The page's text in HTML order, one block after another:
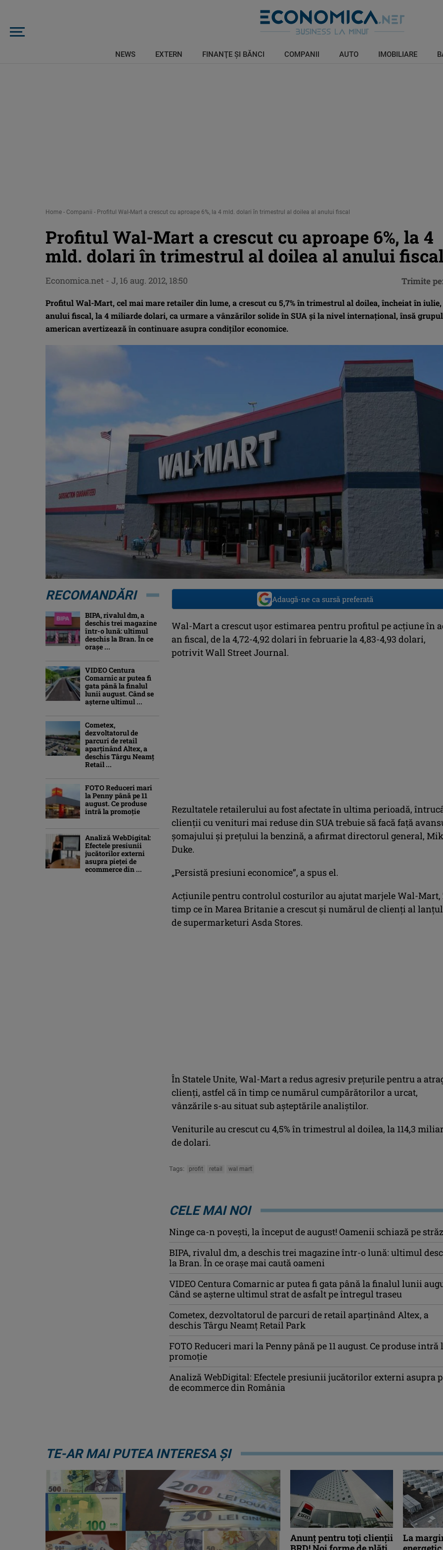
NEWS EXTERN FINANŢE ŞI BĂNCI COMPANII AUTO IMOBILIARE
Home - Companii - Profitul Wal-Mart a crescut cu aproape 6%, la 4 mld. dolari în trimestrul al doilea al anului fiscal
Profitul Wal-Mart a crescut cu aproape 6%, la 4
mld. dolari în trimestrul al doilea al anului
Profitul Wal-Mart, cel mai mare retailer din lume, a crescut cu 5,7% în trimestrul al doilea, încheiat în
anului fiscal, la 4 miliarde dolari, ca urmare a vânzărilor solide în SUA şi la nivel internaţional, însă grupul
american avertizează în continuare asupra condiţilor economice.
Economica.net - J, 16 aug. 2012, 18:50 Trimite pe:
Adaugă-ne ca sursă preferată
Wal-Mart a crescut uşor estimarea pentru profitul pe acţiune în
an fiscal, de la 4,72-4,92 dolari în februarie la 4,83-4,93 dolari,
potrivit Wall Street Journal.
Rezultatele retailerului au fost afectate în ultima perioadă,
clienţii cu venituri mai reduse din SUA trebuie să facă faţă
şomajului şi preţului la benzină, a afirmat directorul general,
Duke.
„Persistă presiuni economice”, a spus el.
Acţiunile pentru controlul costurilor au ajutat marjele Wal-Mart,
timp ce în Marea Britanie a crescut şi numărul de clienţi al
de supermarketuri Asda Stores.
În Statele Unite, Wal-Mart a redus agresiv preţurile pentru a
clienţi, astfel că în timp ce numărul cumpărătorilor a urcat,
vânzările s-au situat sub aşteptările analiştilor.
Veniturile au crescut cu 4,5% în trimestrul al doilea, la 114,3
de dolari.
Tags: profit retail wal mart
CELE MAI NOI
Ninge ca-n povești, la început de august! Oamenii schiază pe
BIPA, rivalul dm, a deschis trei magazine într-o lună: ultimul
la Bran. În ce orașe mai caută oameni
VIDEO Centura Comarnic ar putea fi gata până la finalul lunii
Când se așterne ultimul strat de asfalt pe întregul traseu
Cometex, dezvoltatorul de parcuri de retail aparținând Altex, a
deschis Târgu Neamț Retail Park
FOTO Reduceri mari la Penny până pe 11 august. Ce produse intră
promoție
Analiză WebDigital: Efectele presiunii jucătorilor externi asupra
de ecommerce din România
RECOMANDĂRI
BIPA, rivalul dm, a
deschis trei magazine
într-o lună: ultimul
deschis la Bran. În ce
orașe ...
VIDEO Centura
Comarnic ar putea fi
gata până la finalul
lunii august. Când se
așterne ultimul ...
Cometex,
dezvoltatorul de
parcuri de retail
aparținând Altex, a
deschis Târgu Neamț
Retail ...
FOTO Reduceri mari
la Penny până pe 11
august. Ce produse
intră la promoție
Analiză WebDigital:
Efectele presiunii
jucătorilor externi
asupra pieței de
ecommerce din ...
TE-AR MAI PUTEA INTERESA ȘI
Anunț pentru toți clienții
La